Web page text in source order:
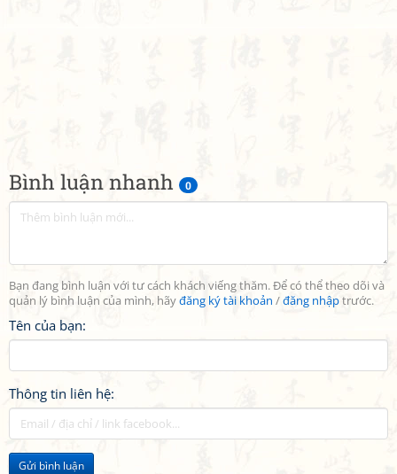
Bình luận nhanh 0
Bạn đang bình luận với tư cách khách viếng thăm. Để có thể theo dõi và
quản lý bình luận của mình, hãyđăng ký tài khoản /đăng nhậptrước.
Tên của bạn:
Thông tin liên hệ:
Gửi bình luận